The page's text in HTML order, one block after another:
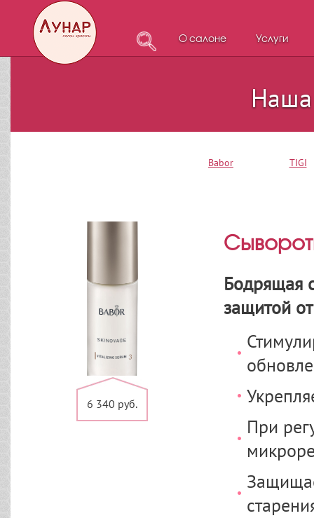
О салоне Услуги
Наша
Babor TIGI
6 340 руб.
Бодрящая
защитой
При